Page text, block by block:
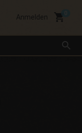
search
Anmelden local_grocery_store